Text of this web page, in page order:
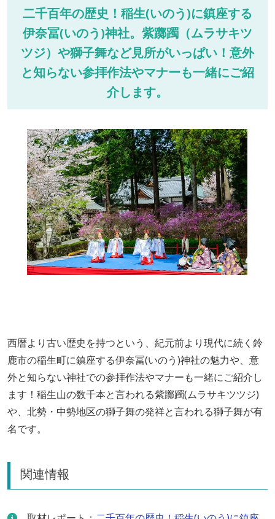
二千百年の歴史！稲生(いのう)に鎮座する
伊奈冨(いのう)神社。紫躑躅（ムラサキツ
ツジ）や獅子舞など見所がいっぱい！意外
と知らない参拝作法やマナーも一緒にご紹
介します。
西暦より古い歴史を持つという、紀元前より現代に続く鈴
鹿市の稲生町に鎮座する伊奈冨(いのう)神社の魅力や、意
外と知らない神社での参拝作法やマナーも一緒にご紹介し
ます！稲生山の数千本と言われる紫躑躅(ムラサキツツジ)
や、北勢・中勢地区の獅子舞の発祥と言われる獅子舞が有
名です。
関連情報